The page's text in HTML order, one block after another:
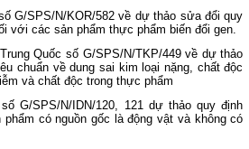
G/SPS/N/KOR/582 về dự thảo sửa đổi quy
với các sản phẩm thực phẩm biến đổi gen.
Quốc số G/SPS/N/TKP/449 về dự thảo
chuẩn về dung sai kim loại nặng, chất độc
và chất độc trong thực phẩm
G/SPS/N/IDN/120, 121 dự thảo quy định
có nguồn gốc là động vật và không có